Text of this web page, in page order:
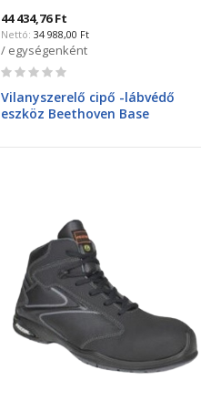
44 434,76 Ft
34 988,00 Ft
/ egységenként
Rating:
Vilanyszerelő cipő -lábvédő
eszköz Beethoven Base